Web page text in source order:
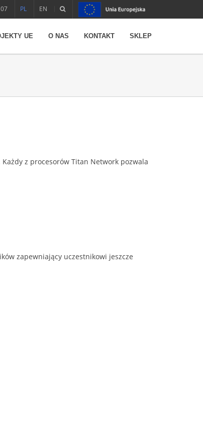
PL EN
UE O NAS KONTAKT SKLEP
z procesorów Titan Network pozwala
zapewniający uczestnikowi jeszcze